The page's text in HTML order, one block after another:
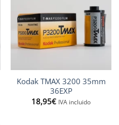
Kodak TMAX 3200 35mm
36EXP
18,95€ IVA incluido